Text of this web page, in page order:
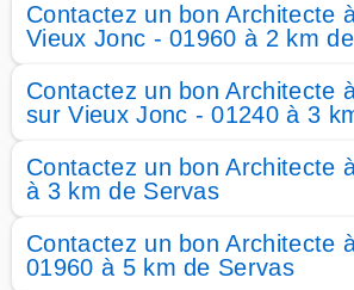
Contactez un bon Architecte
Vieux Jonc - 01960 à 2 km
Contactez un bon Architecte
sur Vieux Jonc - 01240 à 3
Contactez un bon Architecte
à 3 km de Servas
Contactez un bon Architecte
01960 à 5 km de Servas